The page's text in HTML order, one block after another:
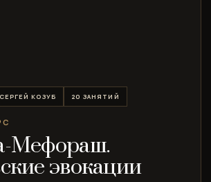
СЕРГЕЙ КОЗУБ 20 ЗАНЯТИЙ
Мефораш.
эвокации